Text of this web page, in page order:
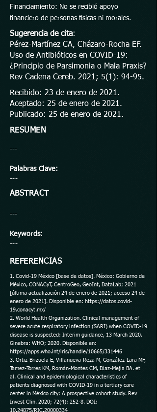
Financiamiento: No se recibió apoyo
financiero de personas físicas ni morales.
Sugerencia de cita:
Pérez-Martínez CA, Cházaro-Rocha EF.
Uso de Antibióticos en COVID-19:
¿Principio de Parsimonia o Mala Praxis?
Rev Cadena Cereb. 2021; 5(1): 94-95.
Recibido: 23 de enero de 2021.
Aceptado: 25 de enero de 2021.
Publicado: 25 de enero de 2021.
RESUMEN
---
Palabras Clave:
---
ABSTRACT
---
Keywords:
---
REFERENCIAS
1. Covid-19 México [base de datos]. México: Gobierno de
México, CONACyT, CentroGeo, GeoInt, DataLab; 2021
[última actualización 24 de enero de 2021; acceso 24 de
enero de 2021]. Disponible en: https://datos.covid-
19.conacyt.mx/
2. World Health Organization‎. Clinical management of
severe acute respiratory infection (‎‎‎SARI)‎‎‎ when COVID-19
disease is suspected: Interim guidance, 13 March 2020.
Ginebra: WHO; 2020. Disponible en:
https://apps.who.int/iris/handle/10665/331446
3. Ortiz-Brizuela E, Villanueva-Reza M, González-Lara MF,
Tamez-Torres KM, Román-Montes CM, Díaz-Mejía BA. et
al. Clinical and epidemiological characteristics of
patients diagnosed with COVID-19 in a tertiary care
center in México city: A prospective cohort study. Rev
Invest Clin. 2020; 72(4): 252-8. DOI:
10.24875/RIC.20000334